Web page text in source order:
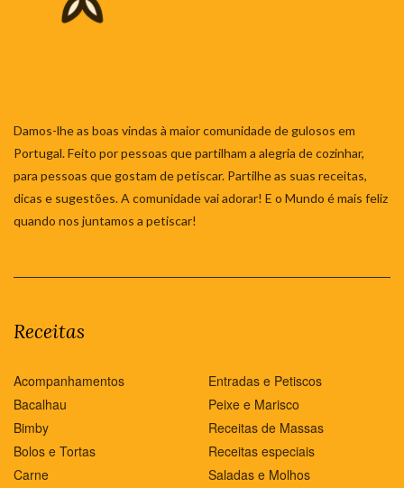
Damos-lhe as boas vindas à maior comunidade de gulosos em
Portugal. Feito por pessoas que partilham a alegria de cozinhar,
para pessoas que gostam de petiscar. Partilhe as suas receitas,
dicas e sugestões. A comunidade vai adorar! E o Mundo é mais feliz
quando nos juntamos a petiscar!
Receitas
Acompanhamentos
Bacalhau
Bimby
Bolos e Tortas
Carne
Entradas e Petiscos
Peixe e Marisco
Receitas de Massas
Receitas especiais
Saladas e Molhos